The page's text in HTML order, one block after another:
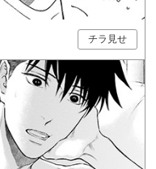
チラ見せ